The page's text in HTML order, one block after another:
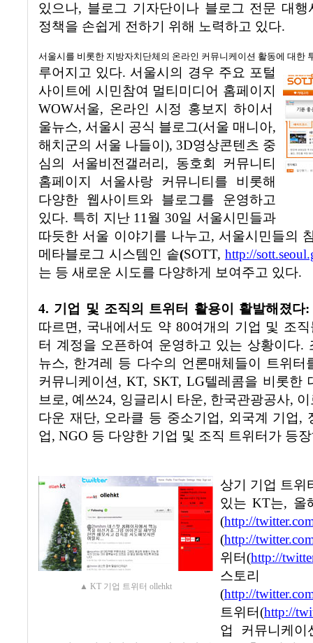
있으나, 블로그 기자단이나 블로그 전문 대
정책을 손쉽게 전하기 위해 노력하고 있다.
서울시를 비롯한 지방자치단체의 온라인 커뮤니케이션 활동에 대한
루어지고 있다. 서울시의 경우 주요 포털
사이트에 시민참여 멀티미디어 홈페이지
WOW서울, 온라인 시정 홍보지 하이서
울뉴스, 서울시 공식 블로그(서울 매니아,
해치군의 서울 나들이 ), 3D영상콘텐츠 중
심의 서울비전갤러리 , 동호회 커뮤니티
홈페이지 서울사랑 커뮤니티를 비롯해
다양한 웹사이트와 블로그를 운영하고
있다. 특히 지난11 월 30일 서울시민들과
따듯한 서울 이야기를 나누고, 서울시민들의
메타블로그 시스템인 솥(SOTT, http://
는 등 새로운 시도를 다양하게 보여주고 있다.
4. 기업 및 조직의 트위터 활용이 활발해졌다:
따르면 , 국내에서도 약80여개의 기업 및 조
터 계정을 오픈하여 운영하고 있는 상황이다.
뉴스, 한겨레 등 다수의 언론매체들이 트위터
커뮤니케이션 , KT, SKT, LG텔레콤을 비롯한
브로, 예쓰24, 잉글리시 타운, 한국관광공사,
다운 재단, 오라클 등 중소기업, 외국계 기업,
업, NGO 등 다양한 기업 및 조직 트위터가 등
▲ KT 기업 트위터 ollehkt
상기 기업 트위
있는 KT는, 올
(http://
(http://
위터(http://
스토
(http://
트위터(http://
업 커뮤니케이